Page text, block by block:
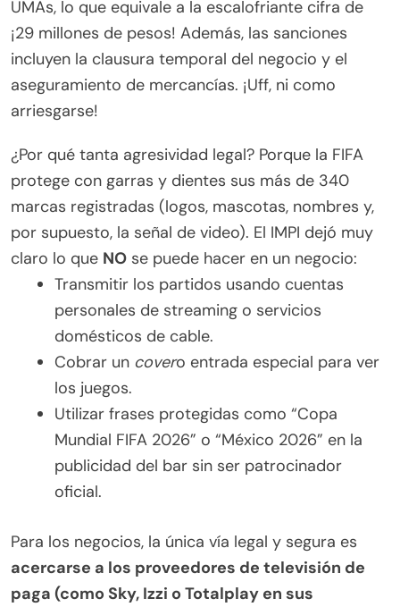
UMAs, lo que equivale a la escalofriante cifra de
¡29 millones de pesos! Además, las sanciones
incluyen la clausura temporal del negocio y el
aseguramiento de mercancías. ¡Uff, ni como
arriesgarse!
¿Por qué tanta agresividad legal? Porque la FIFA
protege con garras y dientes sus más de 340
marcas registradas (logos, mascotas, nombres y,
por supuesto, la señal de video). El IMPI dejó muy
claro lo que NO se puede hacer en un negocio:
Transmitir los partidos usando cuentas
personales de streaming o servicios
domésticos de cable.
Cobrar un covero entrada especial para ver
los juegos.
Utilizar frases protegidas como “Copa
Mundial FIFA 2026” o “México 2026” en la
publicidad del bar sin ser patrocinador
oficial.
Para los negocios, la única vía legal y segura es
acercarse a los proveedores de televisión de
paga (como Sky, Izzi o Totalplay en sus